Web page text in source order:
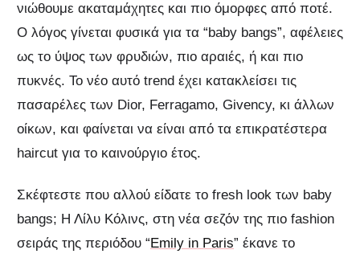
νιώθουμε ακαταμάχητες και πιο όμορφες από ποτέ.
Ο λόγος γίνεται φυσικά για τα “baby bangs”, αφέλειες
ως το ύψος των φρυδιών, πιο αραιές, ή και πιο
πυκνές. Το νέο αυτό trend έχει κατακλείσει τις
πασαρέλες των Dior, Ferragamo, Givency, κι άλλων
οίκων, και φαίνεται να είναι από τα επικρατέστερα
haircut για το καινούργιο έτος.
Σκέφτεστε που αλλού είδατε το fresh look των baby
bangs; Η Λίλυ Κόλινς, στη νέα σεζόν της πιο fashion
σειράς της περιόδου “Emily in Paris” έκανε το